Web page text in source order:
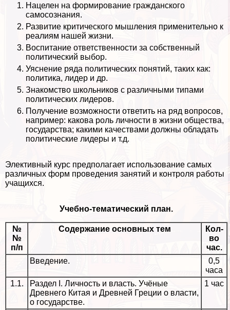
Нацелен на формирование гражданского
самосознания.
Развитие критического мышления применительно к
реалиям нашей жизни.
Воспитание ответственности за собственный
политический выбор.
Уяснение ряда политических понятий, таких как:
политика, лидер и др.
Знакомство школьников с различными типами
политических лидеров.
Получение возможности ответить на ряд вопросов,
например: какова роль личности в жизни общества,
государства; какими качествами должны обладать
политические лидеры и т.д.
Элективный курс предполагает использование самых
различных форм проведения занятий и контроля работы
учащихся.
Учебно-тематический план.
№
№
п/п
Содержание основных тем
Кол-
во
час.
Введение.
0,5
часа
1.1.
Раздел I. Личность и власть. Учёные
Древнего Китая и Древней Греции о власти,
о государстве.
1 час